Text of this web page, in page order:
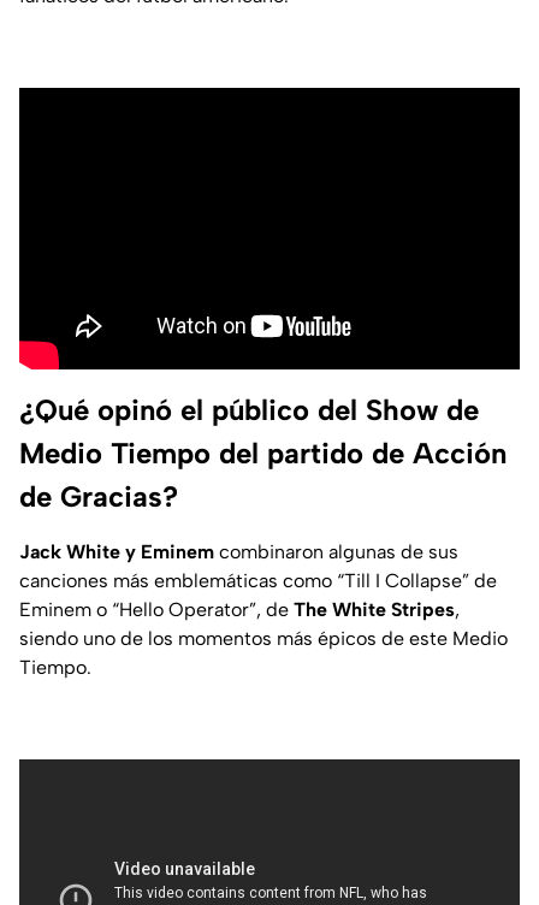
¿Qué opinó el público del Show de
Medio Tiempo del partido de Acción
de Gracias?
Jack White y Eminem combinaron algunas de sus
canciones más emblemáticas como “Till I Collapse” de
Eminem o “Hello Operator”, de The White Stripes,
siendo uno de los momentos más épicos de este Medio
Tiempo.